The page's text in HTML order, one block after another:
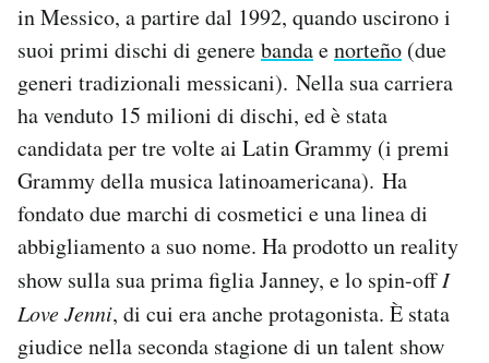
in Messico, a partire dal 1992, quando uscirono i
suoi primi dischi di generebandaenorteño (due
generi tradizionali messicani). Nella sua carriera
ha venduto 15 milioni di dischi, ed è stata
candidata per tre volte ai Latin Grammy (i premi
Grammy della musica latinoamericana). Ha
fondato due marchi di cosmetici e una linea di
abbigliamento a suo nome. Ha prodotto un reality
show sulla sua prima figlia Janney, e lo spin-offI
Love Jenni, di cui era anche protagonista. È stata
giudice nella seconda stagione di un talent show